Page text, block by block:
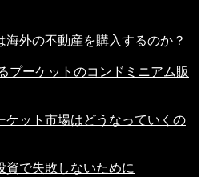
海外の不動産を購入するのか？
プーケットのコンドミニアム販
ケット市場はどうなっていくの
資で失敗しないために